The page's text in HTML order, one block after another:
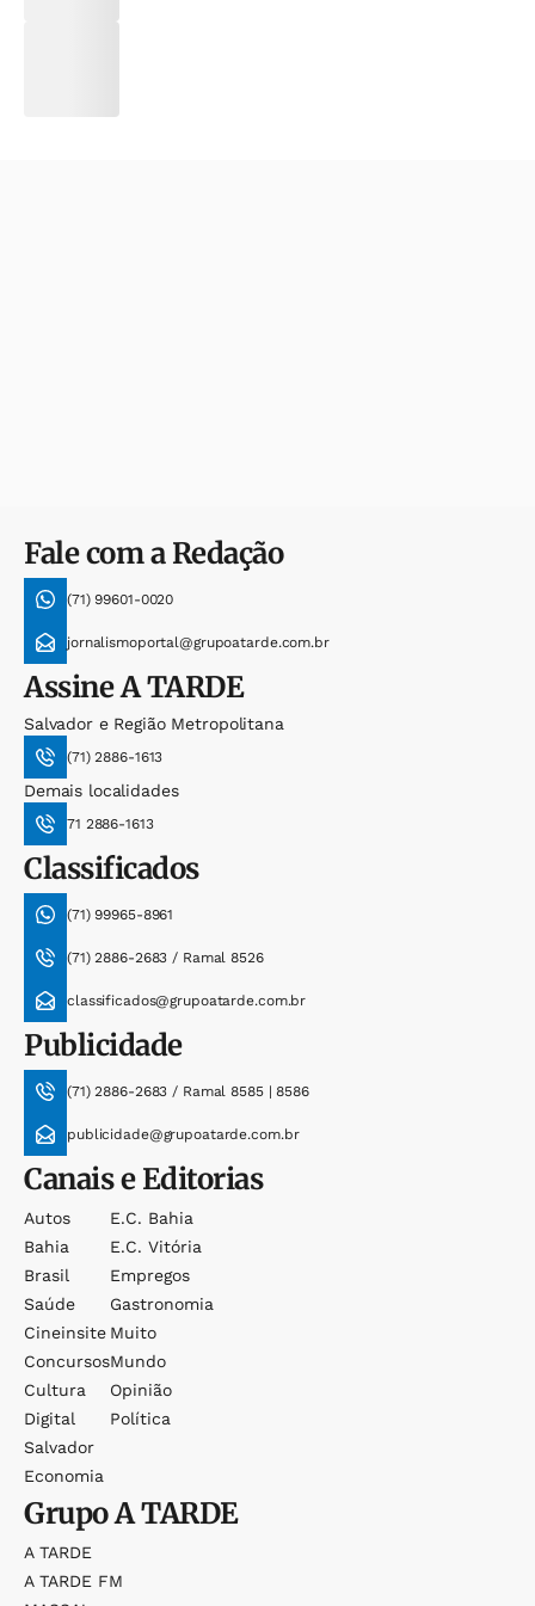
Fale com a Redação
(71) 99601-0020
jornalismoportal@grupoatarde.com.br
AssineA TARDE
Salvador e Região Metropolitana
(71) 2886-1613
Demais localidades
71 2886-1613
Classificados
(71) 99965-8961
(71) 2886-2683 / Ramal 8526
classificados@grupoatarde.com.br
Publicidade
(71) 2886-2683 / Ramal 8585 | 8586
publicidade@grupoatarde.com.br
Canais e Editorias
Autos
Bahia
Brasil
Saúde
Cineinsite
Concursos
Cultura
Digital
Salvador
Economia
E.c. Bahia
E.c. Vitória
Empregos
Gastronomia
Muito
Mundo
Opinião
Política
GrupoA TARDE
A TARDE
A TARDE FM